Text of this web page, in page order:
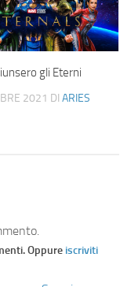
gli Eterni
2021 DI ARIES
Oppure iscriviti